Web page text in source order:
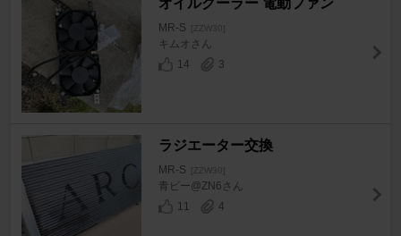
MR-S [ZZW30]
キムオさん
14
3
ラジエーター交換
MR-S [ZZW30]
青ビー@ZN6さん
11
4